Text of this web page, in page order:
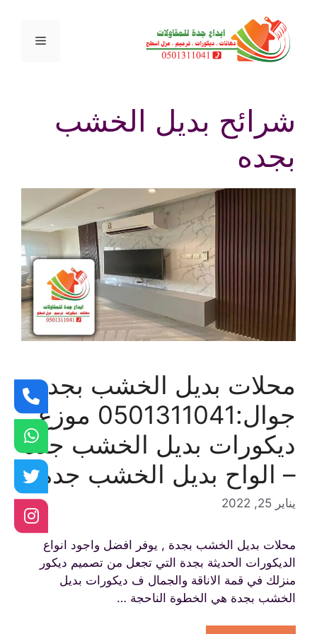
المحتوى
القائمة
شرائح بديل الخشب
بجده
محلات بديل الخشب بجدة
جوال:0501311041 موزع
ديكورات بديل الخشب جده
– الواح بديل الخشب جدة
يناير 25, 2022
محلات بديل الخشب بجدة , يوفر افضل واجود انواع
الديكورات الحديثة بجدة التي تجعل من تصميم ديكور
منزلك في قمة الاناقة والجمال ف ديكورات بديل
الخشب بجدة هي الخطوة الناحجة …